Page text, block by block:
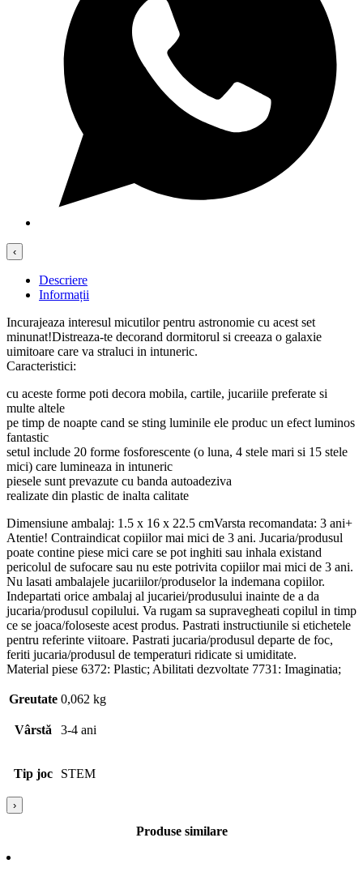
‹
Descriere
Informații
Incurajeaza interesul micutilor pentru astronomie cu acest set
minunat!Distreaza-te decorand dormitorul si creeaza o galaxie
uimitoare care va straluci in intuneric.
Caracteristici:
cu aceste forme poti decora mobila, cartile, jucariile preferate si
multe altele
pe timp de noapte cand se sting luminile ele produc un efect luminos
fantastic
setul include 20 forme fosforescente (o luna, 4 stele mari si 15 stele
mici) care lumineaza in intuneric
piesele sunt prevazute cu banda autoadeziva
realizate din plastic de inalta calitate
Dimensiune ambalaj: 1.5 x 16 x 22.5 cmVarsta recomandata: 3 ani+
Atentie! Contraindicat copiilor mai mici de 3 ani. Jucaria/produsul
poate contine piese mici care se pot inghiti sau inhala existand
pericolul de sufocare sau nu este potrivita copiilor mai mici de 3 ani.
Nu lasati ambalajele jucariilor/produselor la indemana copiilor.
Indepartati orice ambalaj al jucariei/produsului inainte de a da
jucaria/produsul copilului. Va rugam sa supravegheati copilul in timp
ce se joaca/foloseste acest produs. Pastrati instructiunile si etichetele
pentru referinte viitoare. Pastrati jucaria/produsul departe de foc,
feriti jucaria/produsul de temperaturi ridicate si umiditate.
Material piese 6372: Plastic; Abilitati dezvoltate 7731: Imaginatia;
Greutate 0,062 kg
Vârstă 3-4 ani
Tip joc STEM
›
Produse similare